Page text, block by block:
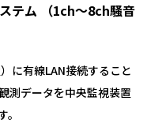
テム （1ch～8ch騒音
に有線LAN接続すること
測データを中央監視装置